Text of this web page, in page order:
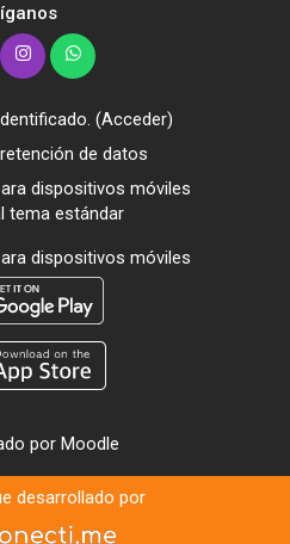
(Acceder)
de datos
dispositivos móviles
tema estándar
dispositivos móviles
por Moodle
desarrollado por